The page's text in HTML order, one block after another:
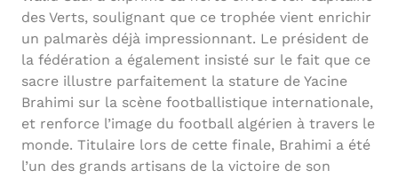
des Verts, soulignant que ce trophée vient enrichir
un palmarès déjà impressionnant. Le président de
la fédération a également insisté sur le fait que ce
sacre illustre parfaitement la stature de Yacine
Brahimi sur la scène footballistique internationale,
et renforce l’image du football algérien à travers le
monde. Titulaire lors de cette finale, Brahimi a été
l’un des grands artisans de la victoire de son